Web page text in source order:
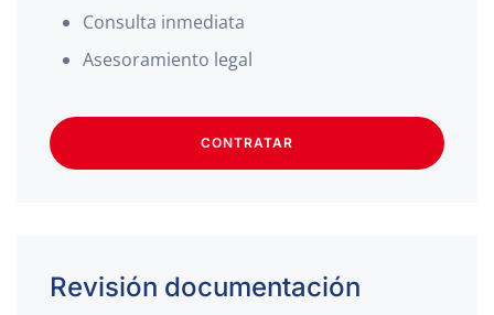
Consulta inmediata
Asesoramiento legal
CONTRATAR
Revisión documentación